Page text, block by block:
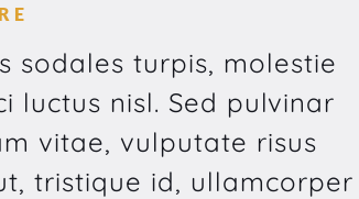
sodales turpis, molestie
luctus nisl. Sed pulvinar
vitae, vulputate risus
tristique id, ullamcorper